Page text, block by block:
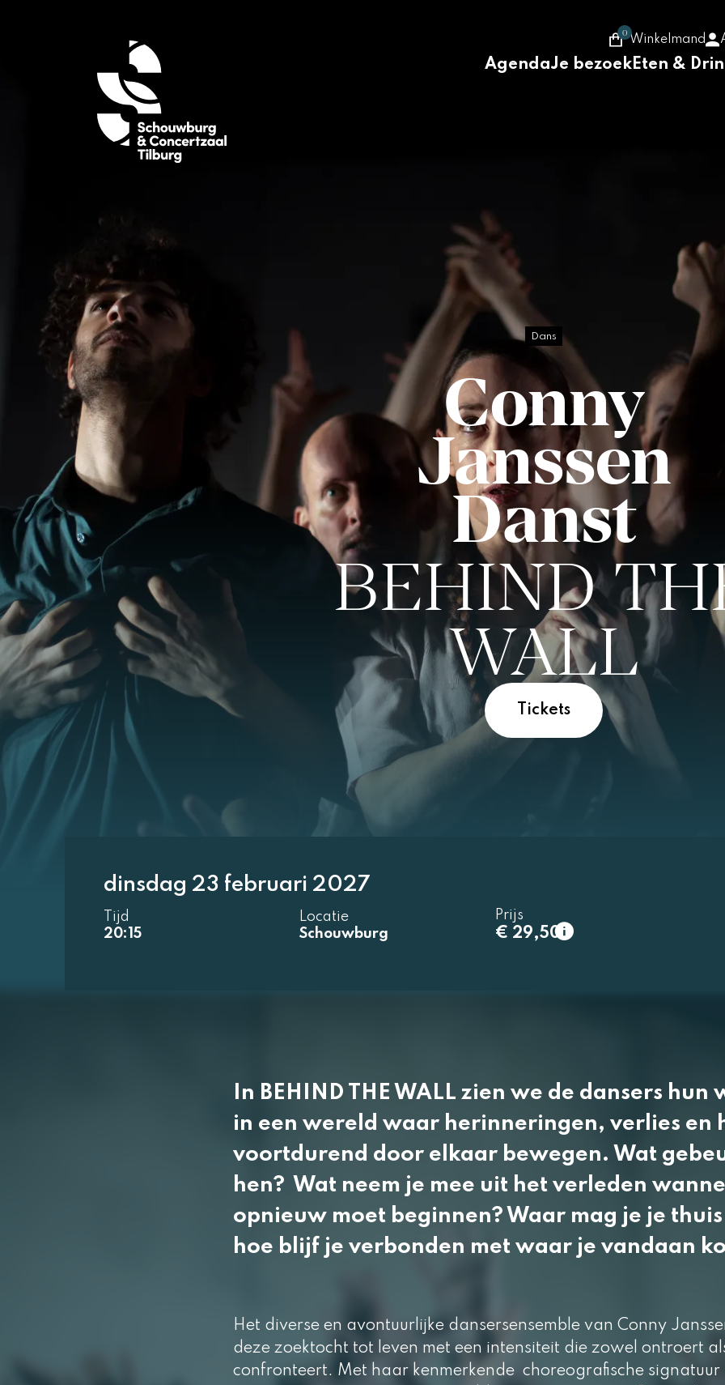
0
Winkelmand
AgendaJe bezoekEten &
Dans
Conny
Janssen
Danst
BEHIND
WALL
Tickets
dinsdag 23 februari 2027
Tijd
20:15
Locatie
Schouwburg
Prijs
€ 29,50
1e rang
normaal
2e rang
In BEHIND THE WALL zien we de dansers hun
in een wereld waar herinneringen, verlies en
voortdurend door elkaar bewegen. Wat
hen? Wat neem je mee uit het verleden
opnieuw moet beginnen? Waar mag je je thuis
hoe blijf je verbonden met waar je vandaan
Het diverse en avontuurlijke dansersensemble van Conny
deze zoektocht tot leven met een intensiteit die zowel ontroert
confronteert. Met haar kenmerkende choreografische